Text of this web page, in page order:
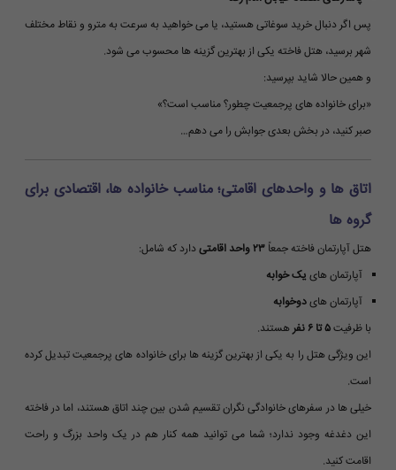
پس اگر دنبال خرید سوغاتی هستید، یا می خواهید به سرعت به مترو و نقاط مختلف
شهر برسید، هتل فاخته یکی از بهترین گزینه ها محسوب می شود.
و همین حالا شاید بپرسید:
«برای خانواده های پرجمعیت چطور؟ مناسب است؟»
صبر کنید، در بخش بعدی جوابش را می دهم…
اتاق ها و واحدهای اقامتی؛ مناسب خانواده ها، اقتصادی برای
گروه ها
هتل آپارتمان فاخته جمعاً ۲۳ واحد اقامتی
دارد که شامل:
آپارتمان های یک خوابه
آپارتمان هایدوخوابه
با ظرفیت۵ تا ۶ نفر
هستند.
این ویژگی هتل را به یکی از بهترین گزینه ها برای خانواده های پرجمعیت تبدیل کرده
است.
خیلی ها در سفرهای خانوادگی نگران تقسیم شدن بین چند اتاق هستند، اما در فاخته
این دغدغه وجود ندارد؛ شما می توانید همه کنار هم در یک واحد بزرگ و راحت
اقامت کنید.